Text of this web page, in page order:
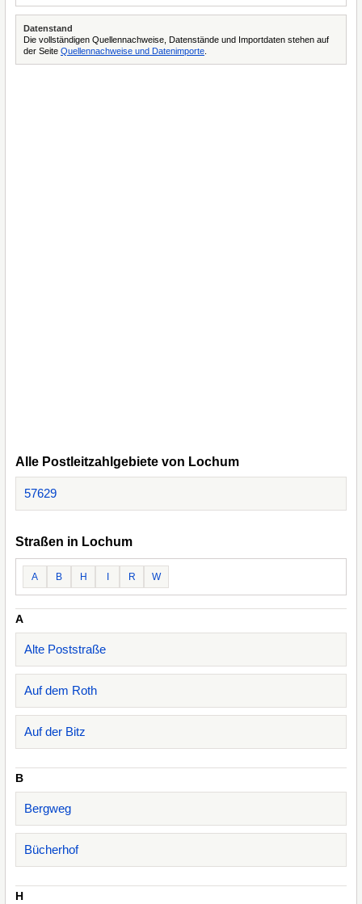
Datenstand
Die vollständigen Quellennachweise, Datenstände und Importdaten stehen auf
der Seite Quellennachweise und Datenimporte
Alle Postleitzahlgebiete von Lochum
57629
Straßen in Lochum
A B H R W
A
Alte Poststraße
Auf dem Roth
Auf der Bitz
B
Bergweg
Bücherhof
H